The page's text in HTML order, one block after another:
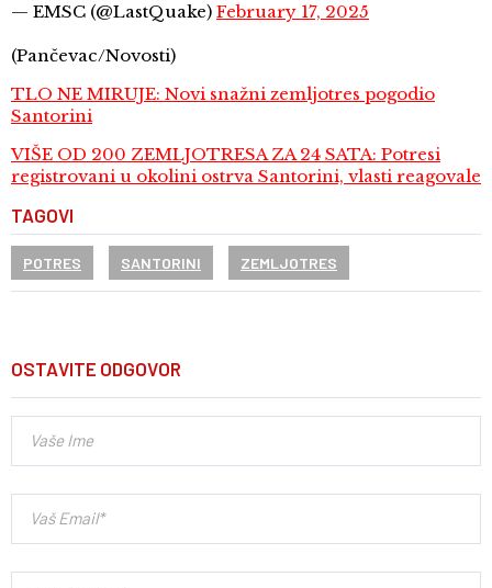
— EMSC (@LastQuake) February 17, 2025
(Pančevac/Novosti)
TLO NE MIRUJE: Novi snažni zemljotres pogodio
Santorini
VIŠE OD 200 ZEMLJOTRESA ZA 24 SATA: Potresi
registrovani u okolini ostrva Santorini, vlasti reagovale
TAGOVI
POTRES SANTORINI ZEMLJOTRES
OSTAVITE ODGOVOR